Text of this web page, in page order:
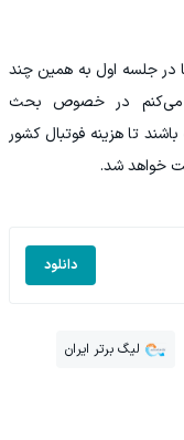
در جلسه اول به همین چند
می‌کنم در خصوص بحث
تا هزینه فوتبال کشور
خواهد شد.
دانلود
لیگ برتر ایران